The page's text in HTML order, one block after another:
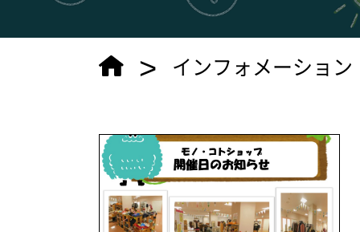
> インフォメーショ